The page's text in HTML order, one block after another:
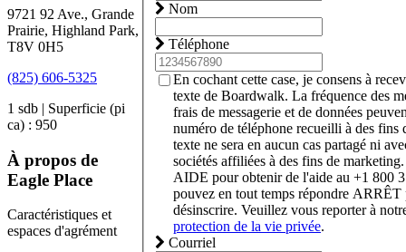
9721 92 Ave., Grande
Prairie, Highland Park,
T8V 0H5
(825) 606-5325
1 sdb | Superficie (pi
ca) : 950
À propos de
Eagle Place
Caractéristiques et
espaces d'agrément
Nom
Téléphone
En cochant cette case, je consens à
texte de Boardwalk. La fréquence des
frais de messagerie et de données
numéro de téléphone recueilli à des fins
texte ne sera en aucun cas partagé ni
sociétés affiliées à des fins de
AIDE pour obtenir de l'aide au +1 800
pouvez en tout temps répondre ARRÊT
désinscrire. Veuillez vous reporter à
protection de la vie privée.
Courriel